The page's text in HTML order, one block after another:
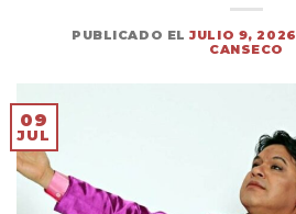
PUBLICADO ELJULIO 9, 2026
CANSECO
09
JUL